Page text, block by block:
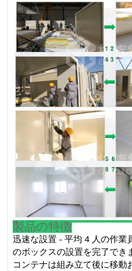
製品の特徴
迅速な設置 - 平均 4 人の作業
のボックスの設置を完了でき
コンテナは組み立て後に移動